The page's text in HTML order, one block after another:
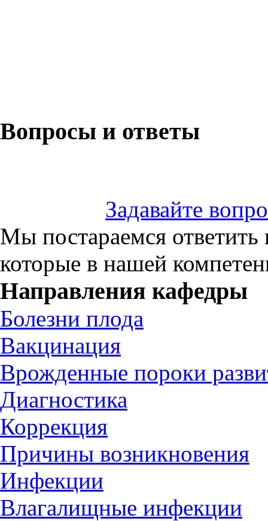
Вопросы и ответы
Задавайте
Мы постараемся
которые в нашей
Направления кафедры
Болезни плода
Вакцинация
Врожденные пороки
Диагностика
Коррекция
Причины возникновения
Инфекции
Влагалищные инфекции